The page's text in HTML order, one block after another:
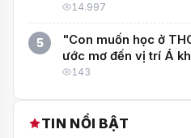
14.997
5
"Con muốn học ở
ước mơ đến vị trí Á
143
TIN NỔI BẬT